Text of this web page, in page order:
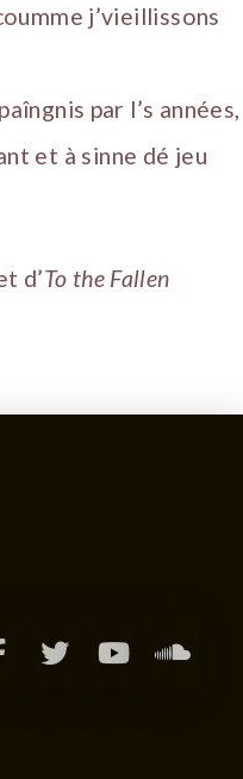
j’vieillissons
par l’s années,
et à sinne dé jeu
d’To the Fallen